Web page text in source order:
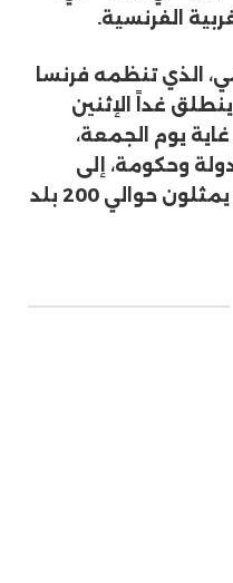
الفرنسية.
الذي تنظمه فرنسا
غداً الإثنين
يوم الجمعة،
من 50 رئيس دولة وحكومة، إلى
جانب ما يفوق 1500 مندوب يمثلون حوالي 200 بلد